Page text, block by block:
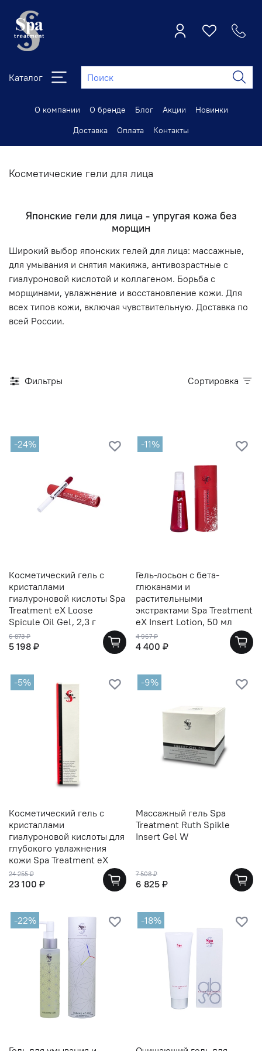
Каталог
О компании О бренде Блог Акции
Новинки
Доставка
Оплата Контакты
Косметические гели для лица
Японские гели для лица - упругая кожа без
морщин
Широкий выбор японских гелей для лица: массажные,
для умывания и снятия макияжа, антивозрастные с
гиалуроновой кислотой и коллагеном. Борьба с
морщинами, увлажнение и восстановление кожи. Для
всех типов кожи, включая чувствительную. Доставка по
всей России.
Фильтры Сортировка
-24%
Косметический гель с
кристаллами
гиалуроновой кислоты Spa
Treatment eX Loose
Spicule Oil Gel, 2,3 г
6 873 ₽
5 198 ₽
-11%
Гель-лосьон с бета-
глюканами и
растительными
экстрактами Spa Treatment
eX Insert Lotion, 50 мл
4 967 ₽
4 400 ₽
-5%
Косметический гель с
кристаллами
гиалуроновой кислоты для
глубокого увлажнения
кожи Spa Treatment eX
24 255 ₽
23 100 ₽
-9%
Массажный гель Spa
Treatment Ruth Spikle
Insert Gel W
7 508 ₽
6 825 ₽
-22% -18%